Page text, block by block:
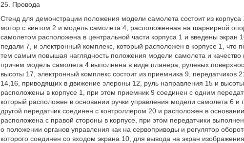
25. Провода
Стенд для демонстрации положения модели самолета состоит из
мотор с винтом 2 и модель самолета 4, расположенная на шарнирной
самолетом расположена в центральной части корпуса 1 и введены экран
педали 7, и электронный комплекс, который расположен в корпусе 1, что
тем самым повышая наглядность положения модели самолета и качество
причем модель самолета 4 выполнена в виде планера, рулевых
высоты 17, электронный комплекс состоит из приемника 9, передатчиков
14,16, приводящих в движение элероны 12, руль направления 15 и
расположены в корпусе 1, при этом приемник 9 соединен с одним
который расположен в основании ручки управления модели самолета 6 и
другой передатчик соединен с контроллером 20 и расположен в
расположена с правой стороны в корпусе, при этом передатчики
о положении органов управления как на сервоприводы и регулятор
которого соединен со входом экрана 10, для вывода на экран